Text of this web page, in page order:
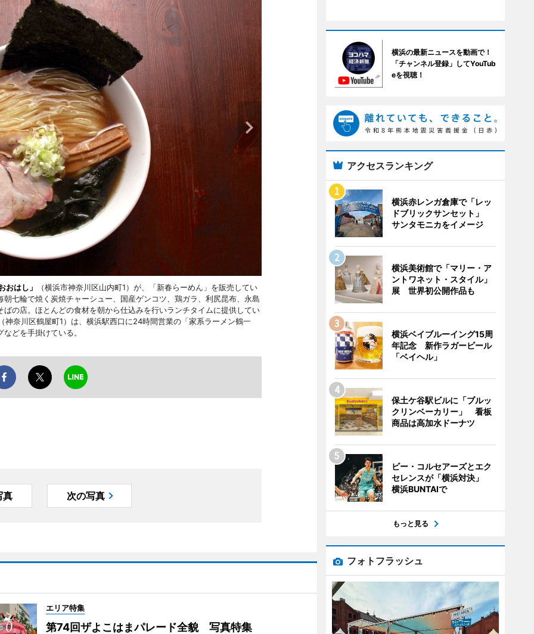
おはし」
（横浜市神奈川区山内町1）が、「新春らーめん」を販売してい
七輪で焼く炭焼チャーシュー、国産ゲンコツ、鶏ガラ、利尻昆布、永島
の店。ほとんどの食材を朝から仕込みを行いランチタイムに提供してい
奈川区鶴屋町1）は、横浜駅西口に24時間営業の「家系ラーメン鶴一
どを手掛けている。
真 次の写真
エリア特集
第74回ザよこはまパレード全貌 写真特集
横浜の最新ニュースを動画で！
「チャンネル登録」してYouTub
eを視聴！
アクセスランキング
横浜赤レンガ倉庫で「レッ
ドブリックサンセット」
サンタモニカをイメージ
横浜美術館で「マリー・ア
ントワネット・スタイル」
展 世界初公開作品も
横浜ベイブルーイング15周
年記念 新作ラガービール
「ベイヘル」
保土ケ谷駅ビルに「ブルッ
クリンベーカリー」 看板
商品は高加水ドーナツ
ビー・コルセアーズとエク
セレンスが「横浜対決」
横浜BUNTAIで
もっと見る
フォトフラッシュ